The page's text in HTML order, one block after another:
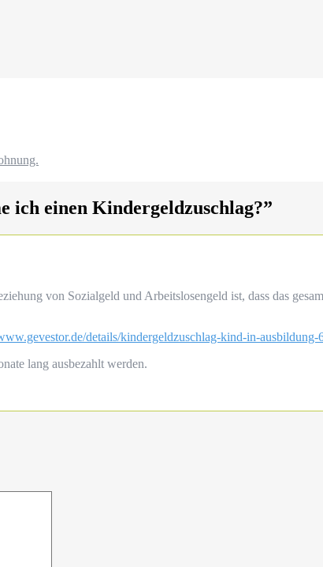
ich einen Kindergeldzuschlag?”
von Sozialgeld und Arbeitslosengeld ist, dass das
details/kindergeldzuschlag-kind-in-ausbildung-
lang ausbezahlt werden.